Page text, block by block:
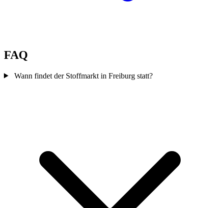
FAQ
Wann findet der Stoffmarkt in Freiburg statt?